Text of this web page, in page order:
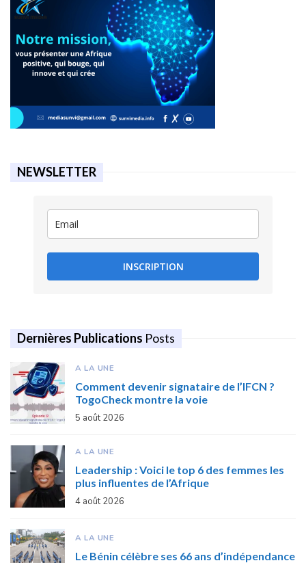
NEWSLETTER
INSCRIPTION
Dernières Publications Posts
A LA UNE
Comment devenir signataire de l’IFCN ?
TogoCheck montre la voie
5 août 2026
A LA UNE
Leadership : Voici le top 6 des femmes les
plus influentes de l’Afrique
4 août 2026
A LA UNE
Le Bénin célèbre ses 66 ans d’indépendance